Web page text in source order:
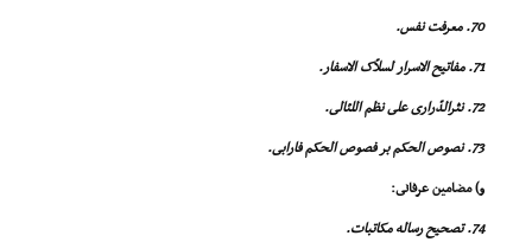
70. معرفت نفس.
71. مفاتیح الاسرار لسلاّک الاسفار.
72. نثرالدّرارى على نظم اللئالى.
73. نصوص الحکم بر فصوص الحکم فارابى.
و) مضامین عرفانى:
74. تصحیح رساله مکاتبات.